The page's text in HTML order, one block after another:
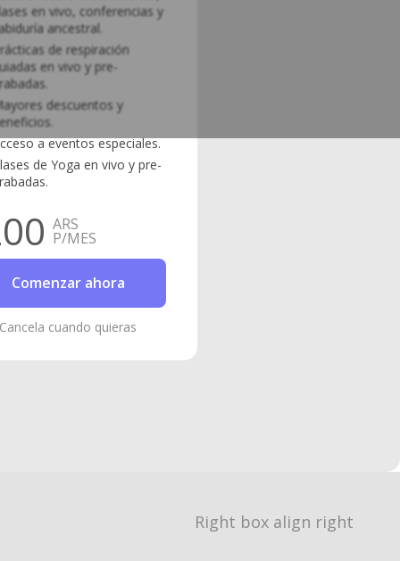
en vivo, conferencias y
ancestral.
de respiración
en vivo y pre-
descuentos y
a eventos especiales.
de Yoga en vivo y pre-
ARS
P/MES
Comenzar ahora
Cancela cuando quieras
Right box align right